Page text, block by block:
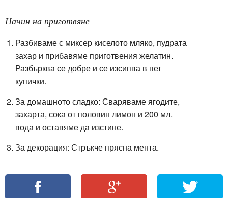
Начин на приготвяне
Разбиваме с миксер киселото мляко, пудрата
захар и прибавяме приготвения желатин.
Разбърква се добре и се изсипва в пет
купички.
За домашното сладко: Сваряваме ягодите,
захарта, сока от половин лимон и 200 мл.
вода и оставяме да изстине.
За декорация: Стръкче прясна мента.